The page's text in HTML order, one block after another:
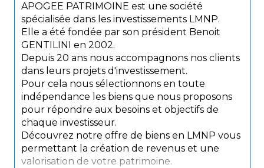
APOGEE PATRIMOINE est une société
spécialisée dans les investissements LMNP.
Elle a été fondée par son président Benoit
GENTILINI en 2002.
Depuis 20 ans nous accompagnons nos clients
dans leurs projets d'investissement.
Pour cela nous sélectionnons en toute
indépendance les biens que nous proposons
pour répondre aux besoins et objectifs de
chaque investisseur.
Découvrez notre offre de biens en LMNP vous
permettant la création de revenus et une
valorisation de votre patrimoine.